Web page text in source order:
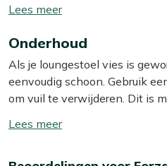
personen, ideaal voor
geeft een moderne uitstraling.
wicker is de bank niet alleen
ook bestand tegen vocht,
blijft. De meegeleverde
zitcomfort, zodat je heerlijk
Toon/verberg
meer
Onderhoud
Als je loungestoel vies is
eenvoudig schoon. Gebruik
om vuil te verwijderen. Dit is
minstens twee keer per jaar
Toon/verberg